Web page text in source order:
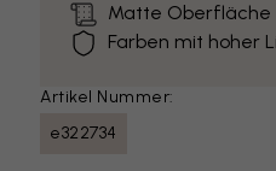
Matte Oberfläche
Farben mit hoher
Artikel Nummer:
e322734